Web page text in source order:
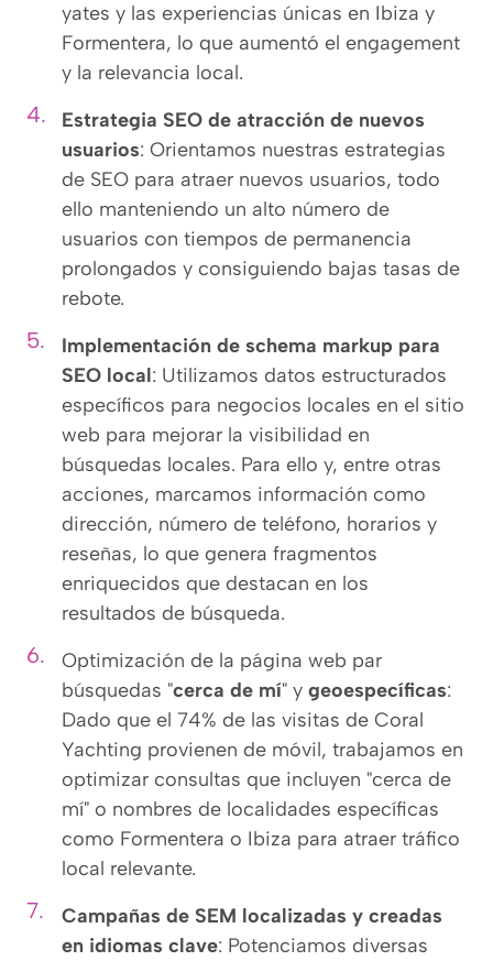
yates y las experiencias únicas en Ibiza y
Formentera, lo que aumentó el engagement
y la relevancia local.
Estrategia SEO de atracción de nuevos
usuarios: Orientamos nuestras estrategias
de SEO para atraer nuevos usuarios, todo
ello manteniendo un alto número de
usuarios con tiempos de permanencia
prolongados y consiguiendo bajas tasas de
rebote.
Implementación de schema markup para
SEO local: Utilizamos datos estructurados
específicos para negocios locales en el sitio
web para mejorar la visibilidad en
búsquedas locales. Para ello y, entre otras
acciones, marcamos información como
dirección, número de teléfono, horarios y
reseñas, lo que genera fragmentos
enriquecidos que destacan en los
resultados de búsqueda.
Optimización de la página web par
búsquedas "cerca de mí" y geoespecíficas:
Dado que el 74% de las visitas de Coral
Yachting provienen de móvil, trabajamos en
optimizar consultas que incluyen "cerca de
mí" o nombres de localidades específicas
como Formentera o Ibiza para atraer tráfico
local relevante.
Campañas de SEM localizadas y creadas
en idiomas clave: Potenciamos diversas